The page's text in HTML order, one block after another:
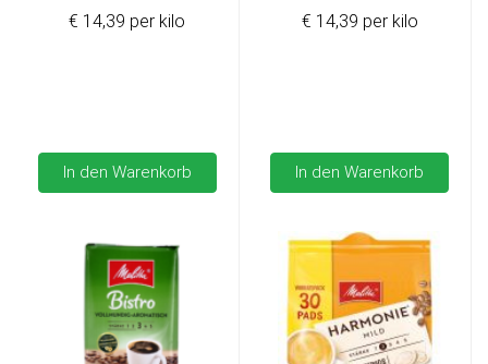
In den Warenkorb
€ 14,39 per kilo
In den Warenkorb
€ 14,39 per kilo